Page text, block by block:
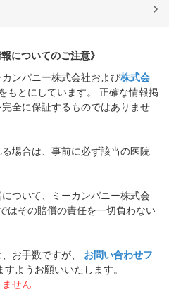
についてのご注意》
ンパニー株式会社および株式会
もとにしています。 正確な情報掲
全に保証するものではありませ
場合は、事前に必ず該当の医院
ついて、ミーカンパニー株式会
はその賠償の責任を一切負わない
お手数ですが、
お問い合わせフ
ようお願いいたします。
せん